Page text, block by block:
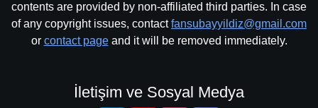
contents are provided by non-affiliated third parties. In case
of any copyright issues, contactfansubayyildiz@gmail.com
or contact pageand it will be removed immediately.
İletişim ve Sosyal Medya